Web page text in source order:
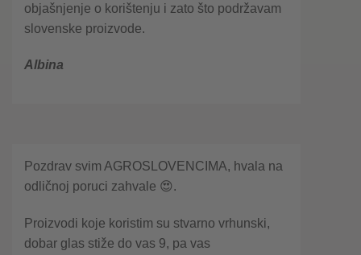
objašnjenje o korištenju i zato što podržavam
slovenske proizvode.
Albina
Pozdrav svim AGROSLOVENCIMA, hvala na
odličnoj poruci zahvale 😍.
Proizvodi koje koristim su stvarno vrhunski,
dobar glas stiže do vas 9, pa vas